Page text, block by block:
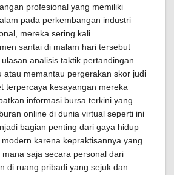
profesional yang memiliki
pada perkembangan industri
mereka sering kali
santai di malam hari tersebut
analisis taktik pertandingan
atau memantau pergerakan skor judi
terpercaya kesayangan mereka
informasi bursa terkini yang
online di dunia virtual seperti ini
bagian penting dari gaya hidup
karena kepraktisannya yang
saja secara personal dari
di ruang pribadi yang sejuk dan